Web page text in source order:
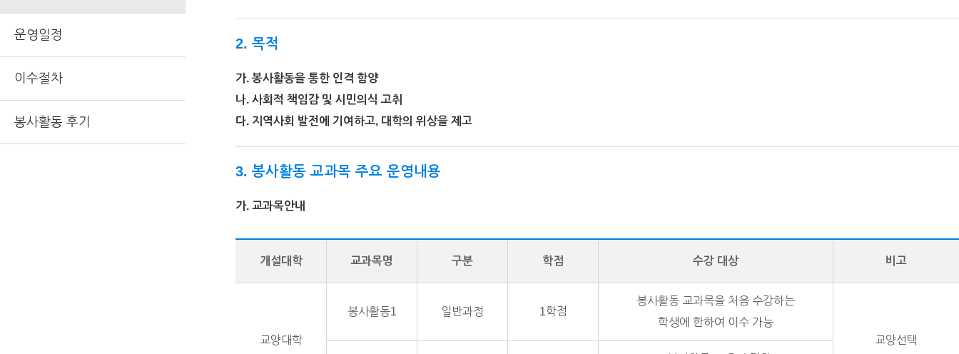
운영일정
이수절차
봉사활동 후기
2. 목적
가. 봉사활동을 통한 인격 함양
나. 사회적 책임감 및 시민의식 고취
다. 지역사회 발전에 기여하고, 대학의 위상을 제고
3. 봉사활동 교과목 주요 운영내용
가. 교과목안내
개설대학 교과목명 구분 학점 수강 대상 비고
교양대학
봉사활동1 일반과정 1학점
봉사활동 교과목을 처음 수강하는
학생에 한하여 이수 가능
교양선택